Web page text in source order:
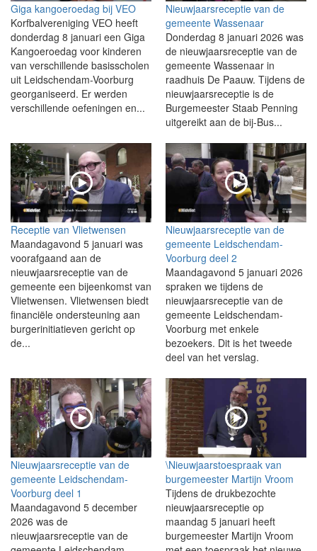
Giga kangoeroedag bij VEO
Korfbalvereniging VEO heeft
donderdag 8 januari een Giga
Kangoeroedag voor kinderen
van verschillende basisscholen
uit Leidschendam-Voorburg
georganiseerd. Er werden
verschillende oefeningen en...
Nieuwjaarsreceptie van de
gemeente Wassenaar
Donderdag 8 januari 2026 was
de nieuwjaarsreceptie van de
gemeente Wassenaar in
raadhuis De Paauw. Tijdens de
nieuwjaarsreceptie is de
Burgemeester Staab Penning
uitgereikt aan de bij-Bus...
Receptie van Vlietwensen
Maandagavond 5 januari was
voorafgaand aan de
nieuwjaarsreceptie van de
gemeente een bijeenkomst van
Vlietwensen. Vlietwensen biedt
financiële ondersteuning aan
burgerinitiatieven gericht op
de...
Nieuwjaarsreceptie van de
gemeente Leidschendam-
Voorburg deel 2
Maandagavond 5 januari 2026
spraken we tijdens de
nieuwjaarsreceptie van de
gemeente Leidschendam-
Voorburg met enkele
bezoekers. Dit is het tweede
deel van het verslag.
Nieuwjaarsreceptie van de
gemeente Leidschendam-
Voorburg deel 1
Maandagavond 5 december
2026 was de
nieuwjaarsreceptie van de
\Nieuwjaarstoespraak van
burgemeester Martijn Vroom
Tijdens de drukbezochte
nieuwjaarsreceptie op
maandag 5 januari heeft
burgemeester Martijn Vroom